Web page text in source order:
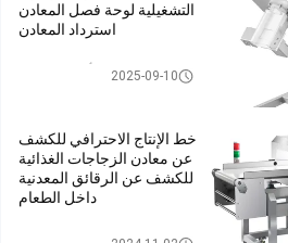
التشغيلية لوحة فصل المعادن
استرداد المعادن
فاصل أقراص معدنية2025-09-10
خط الإنتاج الاحترافي للكشف
عن معادن الزجاجات الغذائية
للكشف عن الرقائق المعدنية
داخل الطعام
جهاز الكشف عن المعادن الغذائية